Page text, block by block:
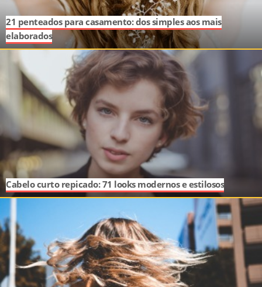
21 penteados para casamento: dos simples aos mais
elaborados
Cabelo curto repicado: 71 looks modernos e estilosos